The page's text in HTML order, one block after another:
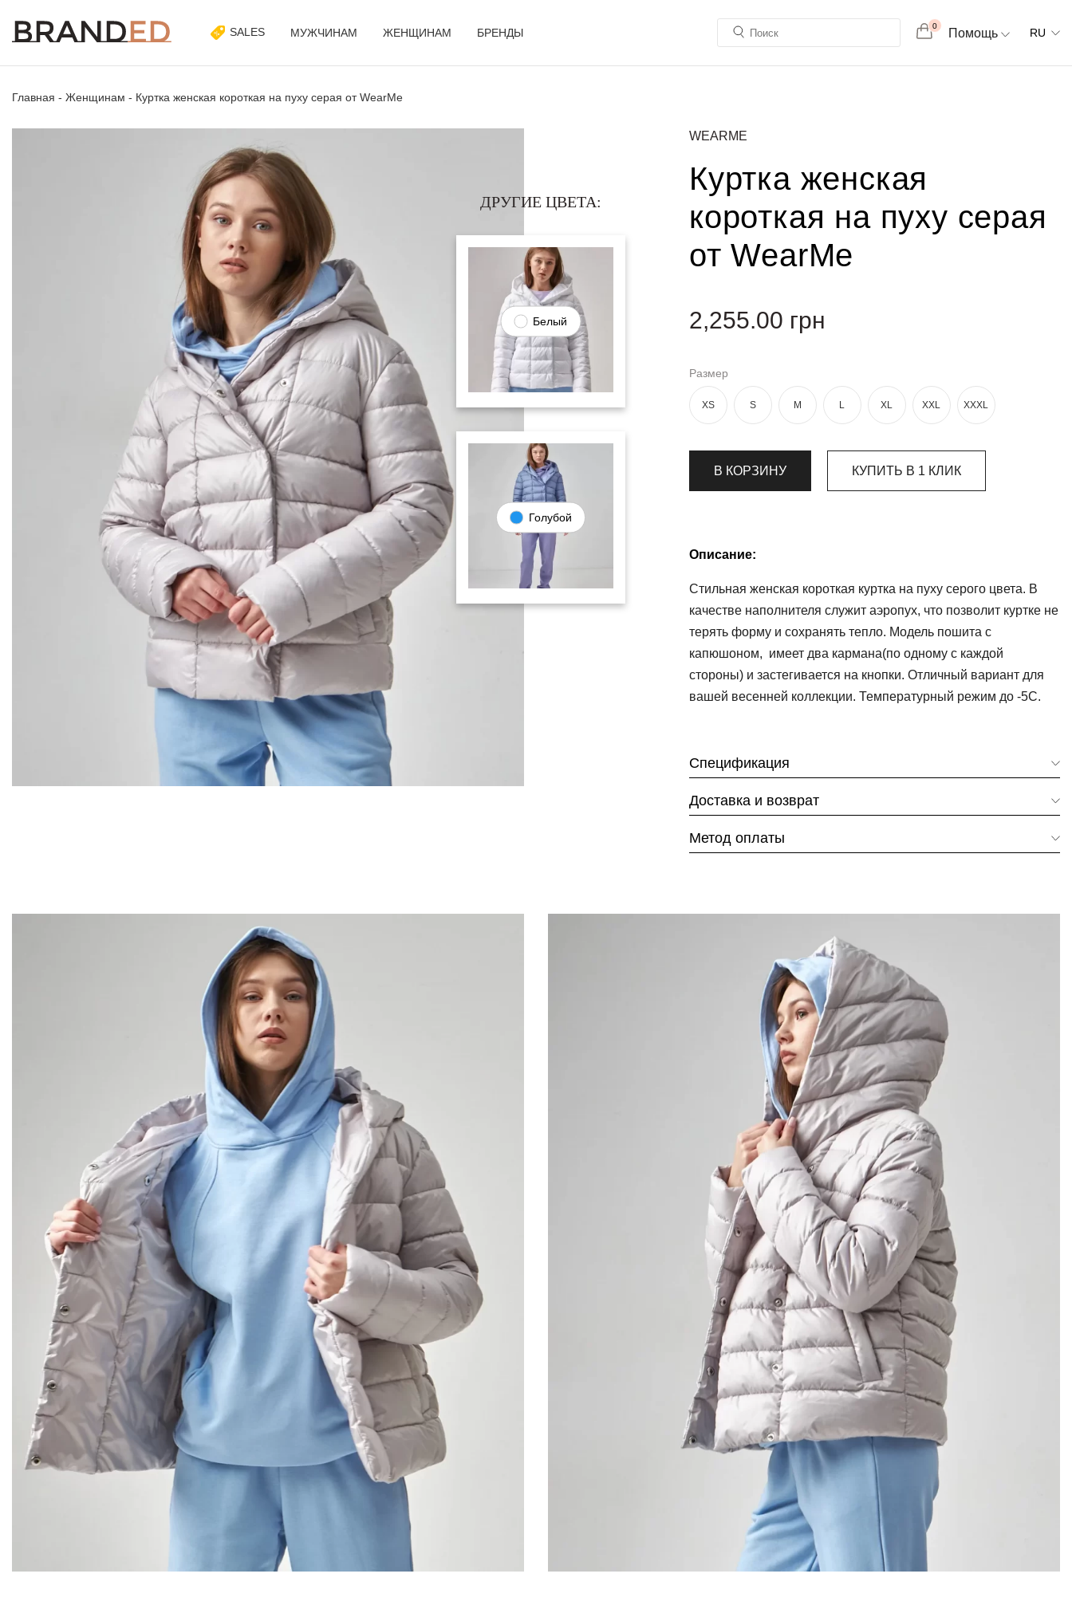
SALES МУЖЧИНАМ ЖЕНЩИНАМ БРЕНДЫ
0
Помощь RU
Главная - Женщинам - Куртка женская короткая на пуху серая от WearMe
ДРУГИЕ ЦВЕТА:
Белый
Голубой
WEARME
Куртка женская
короткая на пуху серая
от WearMe
2,255.00 грн
Размер
XS S M L XL XXL XXXL
В КОРЗИНУ КУПИТЬ В 1 КЛИК
Описание:
Стильная женская короткая куртка на пуху серого цвета. В
качестве наполнителя служит аэропух, что позволит куртке не
терять форму и сохранять тепло. Модель пошита с
капюшоном, имеет два кармана(по одному с каждой
стороны) и застегивается на кнопки. Отличный вариант для
вашей весенней коллекции. Температурный режим до -5С.
Спецификация
Доставка и возврат
Метод оплаты